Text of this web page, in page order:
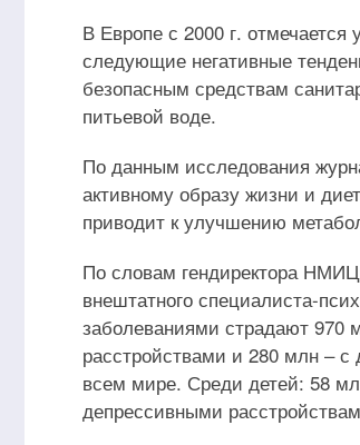
В Европе с 2000 г.
следующие негативные
безопасным средствам
питьевой воде.
По данным исследования
активному образу жизни и
приводит к улучшению
По словам гендиректора
внештатного специалиста-
заболеваниями страдают 970
расстройствами и 280 млн –
всем мире. Среди детей: 58
депрессивными